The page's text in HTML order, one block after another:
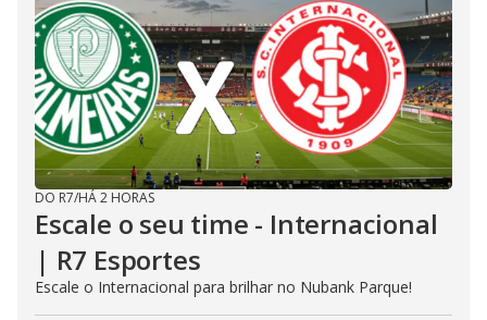
DO R7/HÁ 2 HORAS
Escale o seu time - Internacional
| R7 Esportes
Escale o Internacional para brilhar no Nubank Parque!